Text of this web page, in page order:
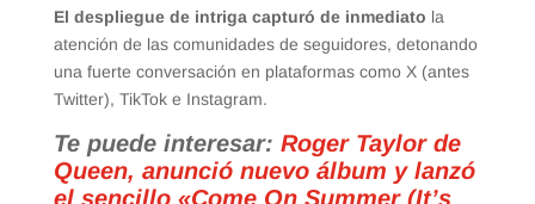
El despliegue de intriga capturó de inmediato la
atención de las comunidades de seguidores, detonando
una fuerte conversación en plataformas como X (antes
Twitter), TikTok e Instagram.
Te puede interesar: Roger Taylor de
Queen, anunció nuevo álbum y lanzó
el sencillo «Come On Summer (It’s